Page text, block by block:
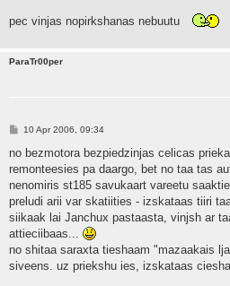
pec vinjas nopirkshanas nebuutu
ParaTr00per
P
s
10 Apr 2006, 09:34
no bezmotora bezpiedzinjas celicas
remonteesies pa daargo, bet no taa tas
nenomiris st185 savukaart vareetu
preludi arii var skatiities - izskataas tiiri
siikaak lai Janchux pastaasta, vinjsh ar
attieciibaas...
no shitaa saraxta tieshaam "mazaakais
siveens. uz priekshu ies, izskataas